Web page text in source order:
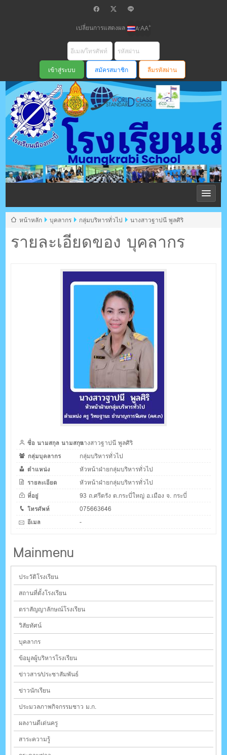
เปลี่ยนการแสดงผล A-AA+
สมัครสมาชิก ลืมรหัสผ่าน
โรงเรียนเมือง
กระบี่ สพม
ตรัง กระบี่
รายละเอียดของ บุคลากร
หน้าหลัก บุคลากร กลุ่มบริหารทั่วไป นางสาวฐาปนี พูลศิริ
ชื่อ นามสกุล นามสกุลนางสาวฐาปนี พูลศิริ
กลุ่มบุคลากร
กลุ่มบริหารทั่วไป
ตำแหน่ง
หัวหน้าฝ่ายกลุ่มบริหารทั่วไป
รายละเอียด
หัวหน้าฝ่ายกลุ่มบริหารทั่วไป
ที่อยู่
93 ถ.ศรีตรัง ต.กระบี่ใหญ่ อ.เมือง จ. กระบี่
โทรศัพท์
075663646
อีเมล
-
Mainmenu
ประวัติโรงเรียน
สถานที่ตั้งโรงเรียน
ตราสัญญาลักษณ์โรงเรียน
วิสัยทัศน์
บุคลากร
ข้อมูลผู้บริหารโรงเรียน
ข่าวสาร/ประชาสัมพันธ์
ข่าวนักเรียน
ประมวลภาพกิจกรรมชาว ม.ก.
ผลงานดีเด่นครู
สาระความรู้